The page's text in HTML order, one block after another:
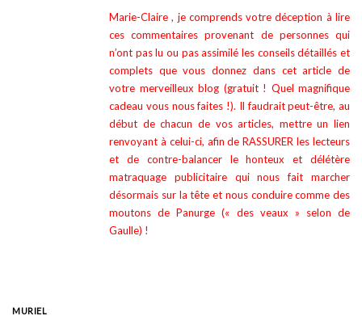
Marie-Claire , je comprends votre déception à lire
ces commentaires provenant de personnes qui
n’ont pas lu ou pas assimilé les conseils détaillés et
complets que vous donnez dans cet article de
votre merveilleux blog (gratuit ! Quel magnifique
cadeau vous nous faites !). Il faudrait peut-être, au
début de chacun de vos articles, mettre un lien
renvoyant à celui-ci, afin de RASSURER les lecteurs
et de contre-balancer le honteux et délétère
matraquage publicitaire qui nous fait marcher
désormais sur la tête et nous conduire comme des
moutons de Panurge (« des veaux » selon de
Gaulle) !
MURIEL